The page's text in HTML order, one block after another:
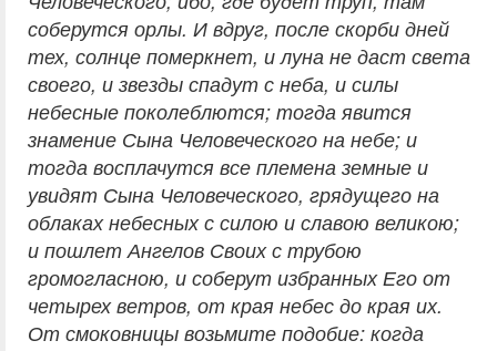
соберутся орлы. И вдруг, после скорби дней
тех, солнце померкнет, и луна не даст света
своего, и звезды спадут с неба, и силы
небесные поколеблются; тогда явится
знамение Сына Человеческого на небе; и
тогда восплачутся все племена земные и
увидят Сына Человеческого, грядущего на
облаках небесных с силою и славою великою;
и пошлет Ангелов Своих с трубою
громогласною, и соберут избранных Его от
четырех ветров, от края небес до края их.
От смоковницы возьмите подобие: когда